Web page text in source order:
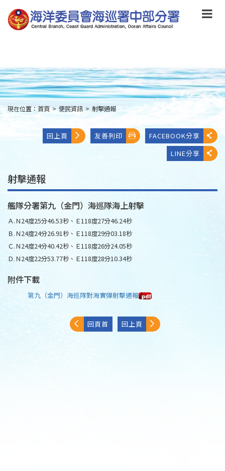
到
主
要
main
content
:::
現在位置：首頁 > 便民資訊 > 射擊通報
回上頁 友善列印
FACEBOOK分享
LINE分享
射擊通報
艦隊分署第九（金門）海巡隊海上射擊
Ａ.Ｎ24度25分46.53秒、Ｅ118度27分46.24秒
Ｂ.Ｎ24度24分26.91秒、Ｅ118度29分03.18秒
Ｃ.Ｎ24度24分40.42秒、Ｅ118度26分24.05秒
Ｄ.Ｎ24度22分53.77秒、Ｅ118度28分10.34秒
附件下載
第九（金門）海巡隊對海實彈射擊通報
回頁首 回上頁